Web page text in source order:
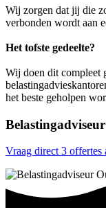
Wij zorgen dat jij die
verbonden wordt aan
Het tofste gedeelte?
Wij doen dit compleet
het beste geholpen
Vraag direct 3 offertes